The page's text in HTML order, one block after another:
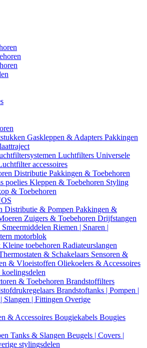
Gaskleppen & Adapters Pakkingen
Luchtfilters Universele
accessoires
Distributie Pakkingen & Toebehoren
poelies Kleppen & Toebehoren Styling
& Toebehoren
Distributie & Pompen Pakkingen &
Zuigers & Toebehoren Drijfstangen
Riemen | Snaren |
motorblok
toebehoren Radiateurslangen
& Schakelaars Sensoren &
& Vloeistoffen Oliekoelers & Accessoires
& Toebehoren Brandstoffilters
Brandstoftanks | Pompen |
Slangen | Fittingen Overige
& Accessoires Bougiekabels Bougies
Tanks & Slangen Beugels | Covers |
stylingsdelen